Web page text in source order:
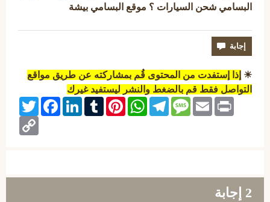
البسامي شحن السيارات ؟ موقع البسامي بيشة
☀ إذا إستفدت من المحتوى قُم بمشاركته عن طريق مواقع
التواصل فقط قم بالضغط والنشر ليستفيد غيرك
Twitter
FacebookLinkedInTumblrPinterest
WhatsAppTelegramMessageEmail Print
Copy
Link
2 إجابة